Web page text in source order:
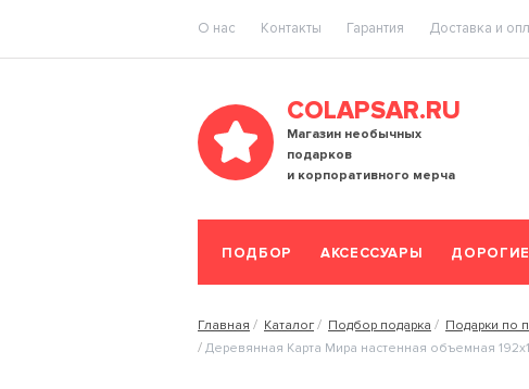
O нас Контакты Гарантия Доставка и
COLAPSAR.RU
Магазин необычных
подарков
и корпоративного мерча
ПОДБОР АКСЕССУАРЫ ДОРОГИЕ
Главная Каталог Подбор подарка Подарки по
Деревянная Карта Мира настенная объемная